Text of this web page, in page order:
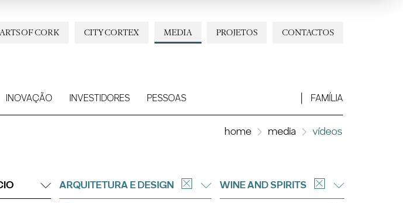
CONTACTOS
PROJETOS
MEDIA
CITY CORTEX
OF CORK
INOVAÇÃO INVESTIDORES PESSOAS FAMÍLIA
home media vídeos
ARQUITETURA E DESIGN WINE AND SPIRITS